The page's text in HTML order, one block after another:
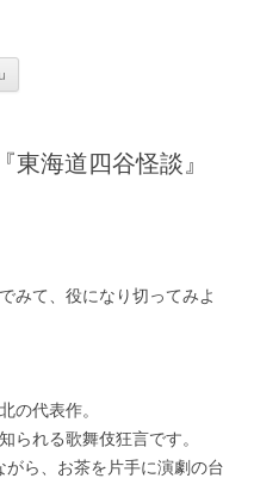
Skip to content
東海道四谷怪談』
みて、役になり切ってみよ
の代表作。
られる歌舞伎狂言です。
ら、お茶を片手に演劇の台